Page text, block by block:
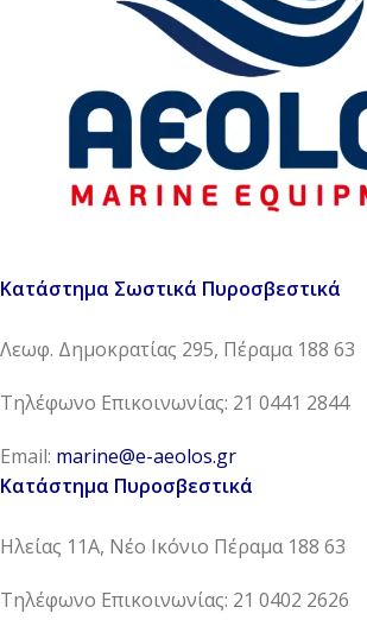
Κατάστημα Σωστικά Πυροσβεστικά
Λεωφ. Δημοκρατίας 295, Πέραμα 188 63
Τηλέφωνο Επικοινωνίας: 21 0441 2844
Email: marine@e-aeolos.gr
Κατάστημα Πυροσβεστικά
Ηλείας 11Α, Νέο Ικόνιο Πέραμα 188 63
Τηλέφωνο Επικοινωνίας: 21 0402 2626